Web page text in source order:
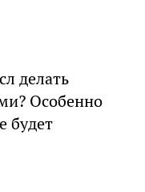
делать
Особенно
будет